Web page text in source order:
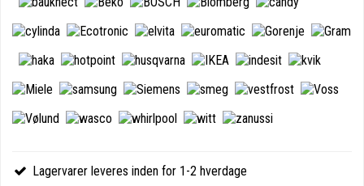
Lagervarer leveres inden for 1-2 hverdage